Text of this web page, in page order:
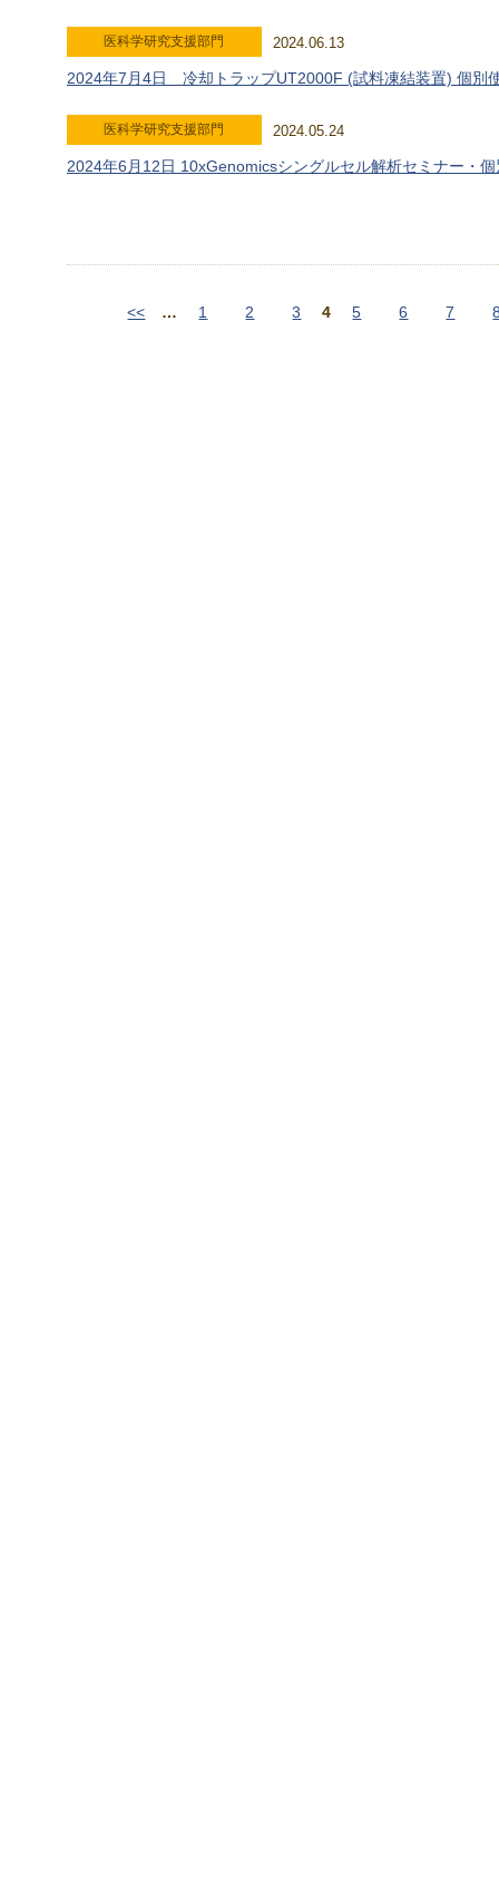
医科学研究支援部門 2024.06.13
2024年7月4日 冷却トラップUT2000F (試料凍結装置) 個別
医科学研究支援部門 2024.05.24
2024年6月12日 10xGenomicsシングルセル解析セミナー・
<< … 1 2 3 4 5 6 7